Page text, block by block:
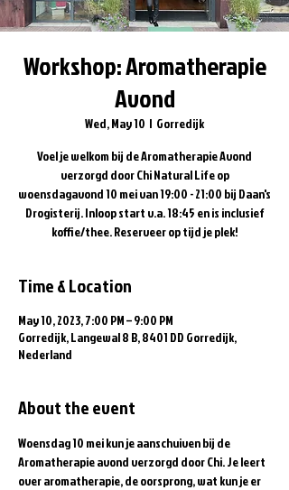
Workshop: Aromatherapie
Avond
Wed, May 10
  |
Gorredijk
V oel je welkom bij de Aromatherapie Avond
verzorgd door Chi Natural Life op
woensdagavond 10 mei van 19:00 - 21:00 bij Daan's
Drogisterij. Inloop start v.a. 18:45 en is inclusief
koffie/thee. Reserveer op tijd je plek!
Time & Location
May 10, 2023, 7:00 PM – 9:00 PM
Gorredijk, Langewal 8 B, 8401 DD Gorredijk,
Nederland
About the event
Woensdag 10 mei kun je aanschuiven bij de
Aromatherapie avond verzorgd door Chi. Je leert
over aromatherapie, de oorsprong, wat kun je er